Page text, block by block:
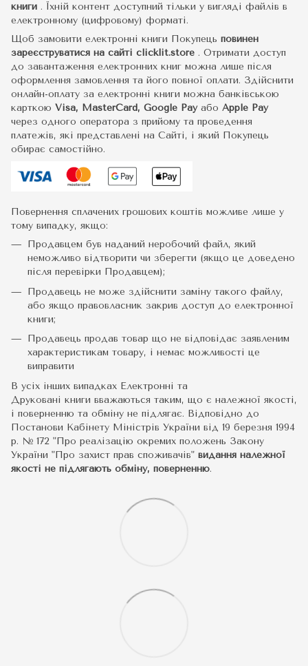
книги . Їхній контент доступний тільки у вигляді файлів в
електронному (цифровому) форматі.
Щоб замовити електронні книги Покупець повинен
зареєструватися на сайті clicklit.store . Отримати доступ
до завантаження електронних книг можна лише після
оформлення замовлення та його повної оплати. Здійснити
онлайн-оплату за електронні книги можна банківською
карткою Visa, MasterCard, Google Pay або Apple Pay
через одного оператора з прийому та проведення
платежів, які представлені на Сайті, і який Покупець
обирає самостійно.
Повернення сплачених грошових коштів можливе лише у
тому випадку, якщо:
Продавцем був наданий неробочий файл, який
неможливо відтворити чи зберегти (якщо це доведено
після перевірки Продавцем);
Продавець не може здійснити заміну такого файлу,
або якщо правовласник закрив доступ до електронної
книги;
Продавець продав товар що не відповідає заявленим
характеристикам товару, і немає можливості це
виправити
В усіх інших випадках Електронні та
Друковані книги вважаються таким, що є належної якості,
і поверненню та обміну не підлягає. Відповідно до
Постанови Кабінету Міністрів України від 19 березня 1994
р. № 172 "Про реалізацію окремих положень Закону
України "Про захист прав споживачів" видання належної
якості не підлягають обміну, поверненню.